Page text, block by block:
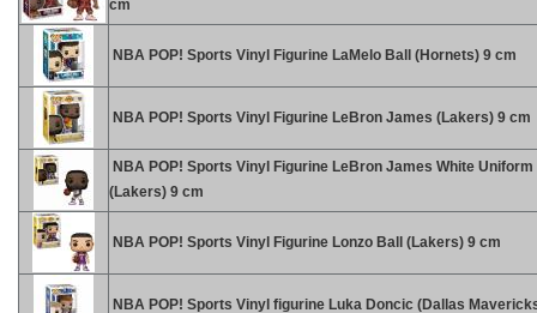
cm
NBA POP! Sports Vinyl Figurine LaMelo Ball (Hornets) 9 cm
NBA POP! Sports Vinyl Figurine LeBron James (Lakers) 9 cm
NBA POP! Sports Vinyl Figurine LeBron James White Uniform
(Lakers) 9 cm
NBA POP! Sports Vinyl Figurine Lonzo Ball (Lakers) 9 cm
NBA POP! Sports Vinyl figurine Luka Doncic (Dallas